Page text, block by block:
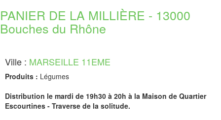
PANIER DE LA MILLIÈRE - 13000
Bouches du Rhône
Ville : MARSEILLE 11EME
Produits : Légumes
Distribution le mardi de 19h30 à 20h à la Maison de Quartier
Escourtines - Traverse de la solitude.